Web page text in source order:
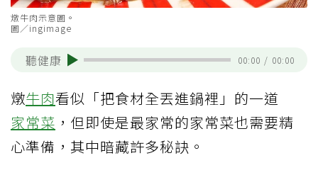
燉牛肉示意圖。
圖／ingimage
聽健康 00:00 / 00:00
燉牛肉看似「把食材全丟進鍋裡」的一道
家常菜 ，但即使是最家常的家常菜也需要精
心準備，其中暗藏許多秘訣。